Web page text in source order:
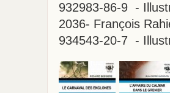
932983-86-9 -
2036- François
934543-20-7 -